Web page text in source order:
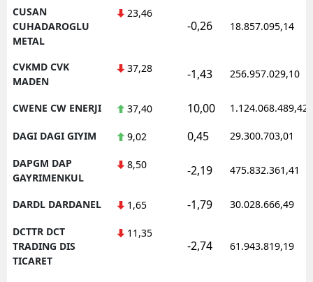
CUSAN
CUHADAROGLU
METAL
23,46
-0,26 18.857.095,14
CVKMD CVK
MADEN
37,28 -1,43 256.957.029,10
CWENE CW ENERJI 37,40 10,00 1.124.068.489,42
DAGI DAGI GIYIM 9,02 0,45 29.300.703,01
DAPGM DAP
GAYRIMENKUL
8,50 -2,19 475.832.361,41
DARDL DARDANEL 1,65 -1,79 30.028.666,49
DCTTR DCT
TRADING DIS
TICARET
11,35
-2,74 61.943.819,19